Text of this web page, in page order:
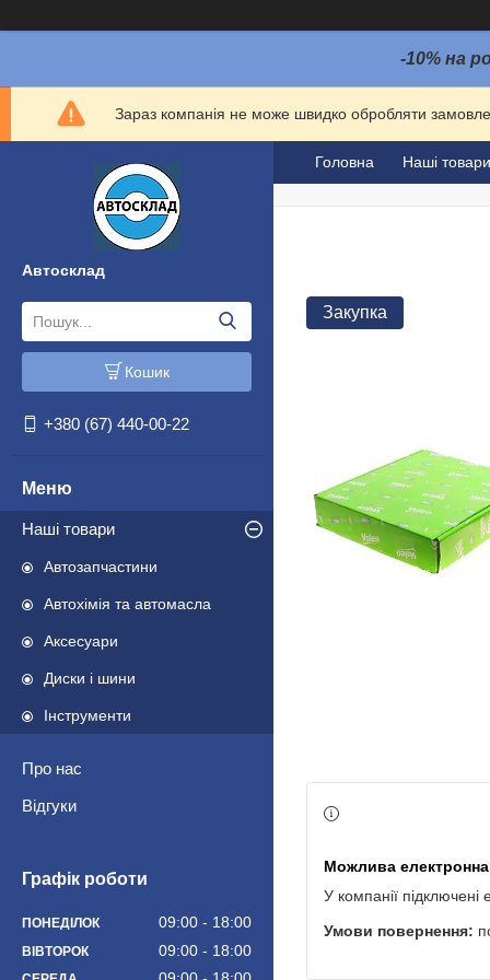
-10% на
Зараз компанія не може швидко обробляти
Автосклад
Кошик
+380 (67) 440-00-22
Наші товари
Автозапчастини
Автохімія та автомасла
Аксесуари
Диски і шини
Інструменти
Про нас
Відгуки
Графік роботи
ПОНЕДІЛОК 09:00 18:00
ВІВТОРОК 09:00 18:00
Головна Наші товари
Закупка
У компанії